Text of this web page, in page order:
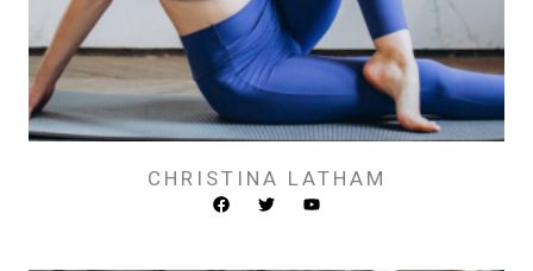
CHRISTINA LATHAM